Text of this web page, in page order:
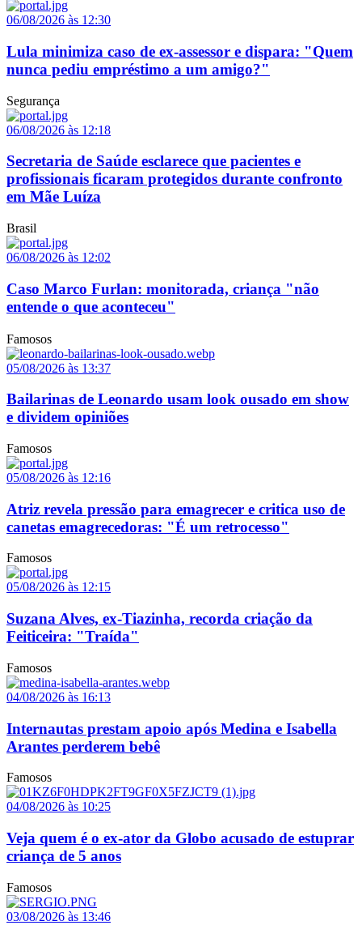
06/08/2026 às 12:30
Lula minimiza caso de ex-assessor e dispara: "Quem
nunca pediu empréstimo a um amigo?"
Segurança
06/08/2026 às 12:18
Secretaria de Saúde esclarece que pacientes e
profissionais ficaram protegidos durante confronto
em Mãe Luíza
Brasil
06/08/2026 às 12:02
Caso Marco Furlan: monitorada, criança "não
entende o que aconteceu"
Famosos
05/08/2026 às 13:37
Bailarinas de Leonardo usam look ousado em show
e dividem opiniões
Famosos
05/08/2026 às 12:16
Atriz revela pressão para emagrecer e critica uso de
canetas emagrecedoras: "É um retrocesso"
Famosos
05/08/2026 às 12:15
Suzana Alves, ex-Tiazinha, recorda criação da
Feiticeira: "Traída"
Famosos
04/08/2026 às 16:13
Internautas prestam apoio após Medina e Isabella
Arantes perderem bebê
Famosos
04/08/2026 às 10:25
Veja quem é o ex-ator da Globo acusado de estuprar
criança de 5 anos
Famosos
03/08/2026 às 13:46